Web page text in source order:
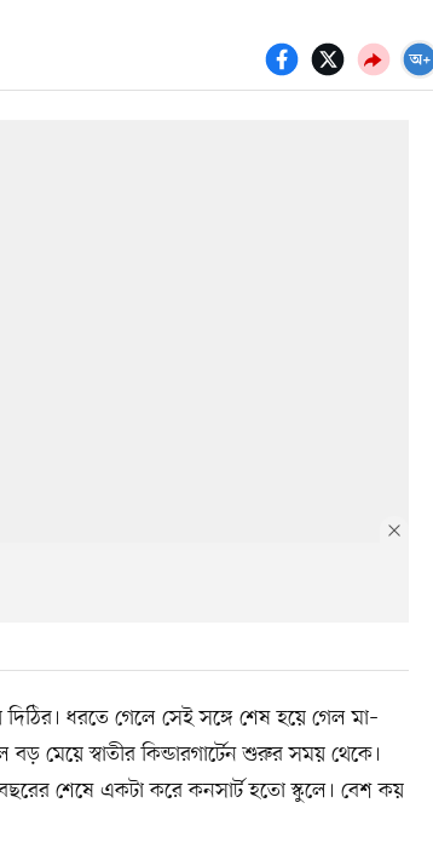
ধরতে গেলে সেই সঙ্গে শেষ হয়ে গেল মা–
মেয়ে স্বাতীর কিন্ডারগার্টেন শুরুর সময় থেকে।
শেষে একটা করে কনসার্ট হতো স্কুলে। বেশ কয়